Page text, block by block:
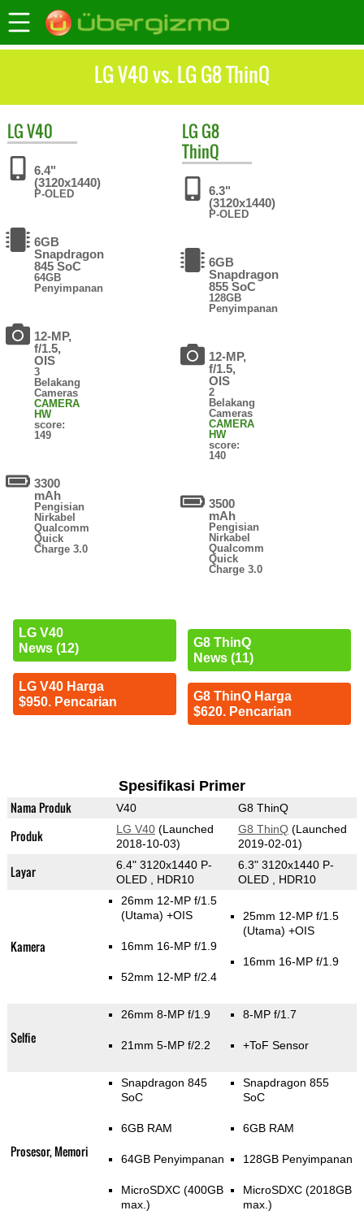
LG V40 vs. LG G8 ThinQ
LGV40
6.4"
(3120x1440)
P-OLED
6GB
Snapdragon
845 SoC
64GB
Penyimpanan
12-MP,
f/1.5,
OIS
3
Belakang
Cameras
CAMERA
HW
score:
149
3300
mAh
Pengisian
Nirkabel
Qualcomm
Quick
Charge 3.0
LG V40
News (12)
LG V40 Harga
$950. Pencarian
LG G8
ThinQ
6.3"
(3120x1440)
P-OLED
6GB
Snapdragon
855 SoC
128GB
Penyimpanan
12-MP,
f/1.5,
OIS
2
Belakang
Cameras
CAMERA
HW
score:
140
3500
mAh
Pengisian
Nirkabel
Qualcomm
Quick
Charge 3.0
G8 ThinQ
News (11)
G8 ThinQ Harga
$620. Pencarian
Spesifikasi Primer
Nama Produk V40 G8 ThinQ
Produk LG V40(Launched
2018-10-03)
G8 ThinQ(Launched
2019-02-01)
Layar
6.4" 3120x1440 P-
OLED , HDR10
6.3" 3120x1440 P-
OLED , HDR10
Kamera
26mm 12-MP f/1.5
(Utama) +OIS
16mm 16-MP f/1.9
52mm 12-MP f/2.4
25mm 12-MP f/1.5
(Utama) +OIS
16mm 16-MP f/1.9
Selfie
26mm 8-MP f/1.9
21mm 5-MP f/2.2
8-MP f/1.7
+ToF Sensor
Prosesor, Memori
Snapdragon 845
SoC
6GB RAM
64GB Penyimpanan
MicroSDXC (400GB
max.)
Snapdragon 855
SoC
6GB RAM
128GB Penyimpanan
MicroSDXC (2018GB
max.)